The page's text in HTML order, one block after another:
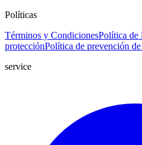
Políticas
Términos y CondicionesPolítica
protecciónPolítica de prevención
service